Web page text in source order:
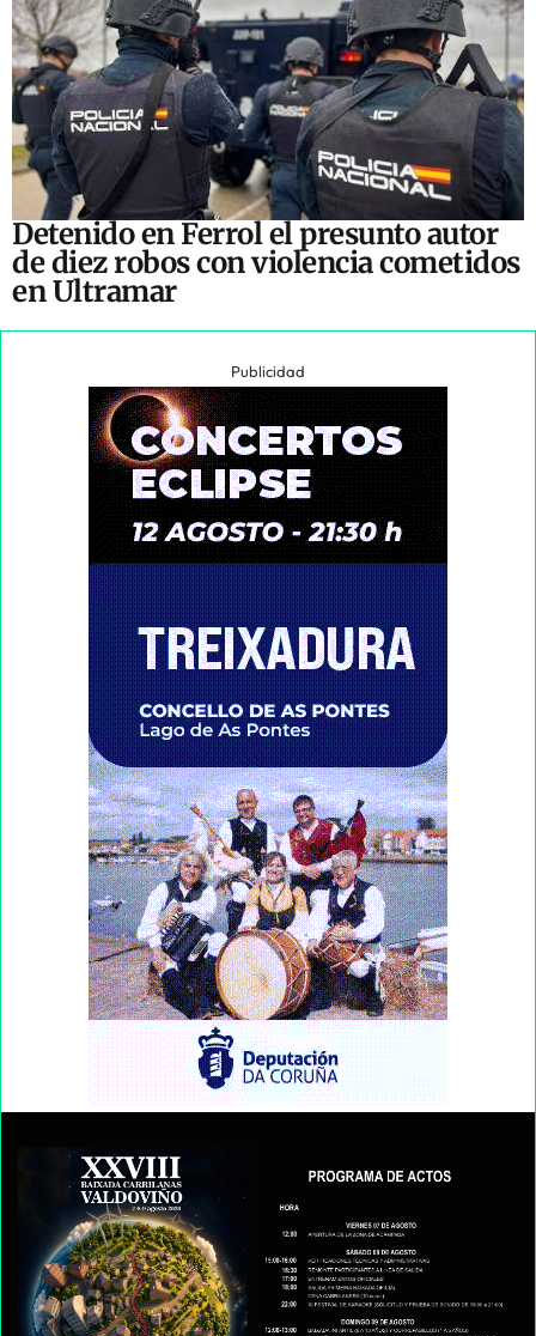
Detenido en Ferrol el presunto autor
de diez robos con violencia cometidos
en Ultramar
Publicidad